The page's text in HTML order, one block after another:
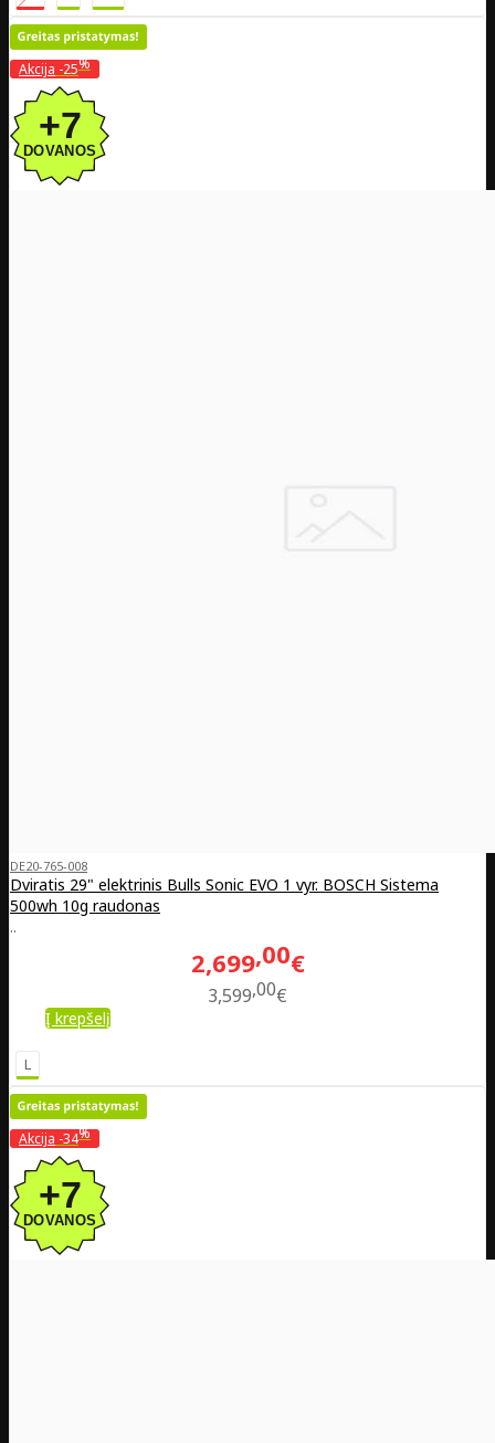
Akcija -25%
DE20-765-008
Dviratis 29" elektrinis Bulls Sonic EVO 1 vyr. BOSCH Sistema
500wh 10g raudonas
..
2,699 00€
3,599 00€
Į krepšelį
L
Akcija -34%